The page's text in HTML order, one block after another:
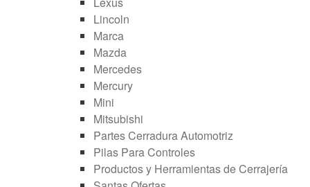
Lincoln
Marca
Mazda
Mercedes
Mercury
Mini
Mitsubishi
Partes Cerradura Automotriz
Pilas Para Controles
Productos y Herramientas de Cerrajería